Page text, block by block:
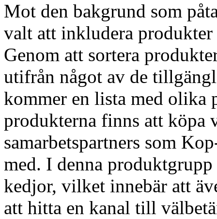
Mot den bakgrund som
valt att inkludera
Genom att sortera
utifrån något av de
kommer en lista med olika
produkterna finns att köpa
samarbetspartners som
med. I denna
kedjor, vilket innebär att
att hitta en kanal till